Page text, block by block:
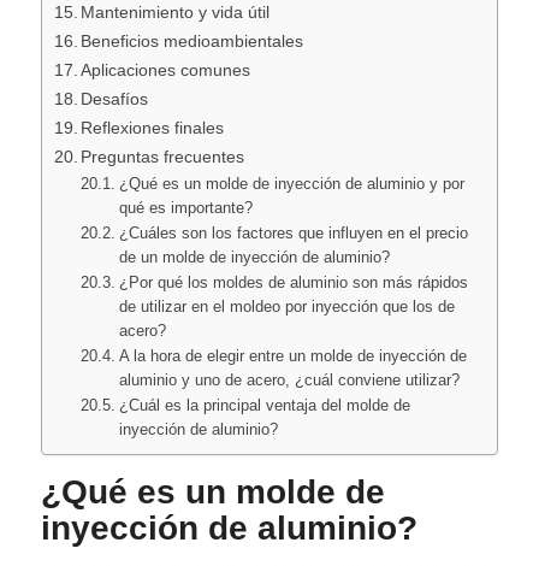
Mantenimiento y vida útil
Beneficios medioambientales
Aplicaciones comunes
Desafíos
Reflexiones finales
Preguntas frecuentes
¿Qué es un molde de inyección de aluminio y por
qué es importante?
¿Cuáles son los factores que influyen en el precio
de un molde de inyección de aluminio?
¿Por qué los moldes de aluminio son más rápidos
de utilizar en el moldeo por inyección que los de
acero?
A la hora de elegir entre un molde de inyección de
aluminio y uno de acero, ¿cuál conviene utilizar?
¿Cuál es la principal ventaja del molde de
inyección de aluminio?
¿Qué es un molde de
inyección de aluminio?